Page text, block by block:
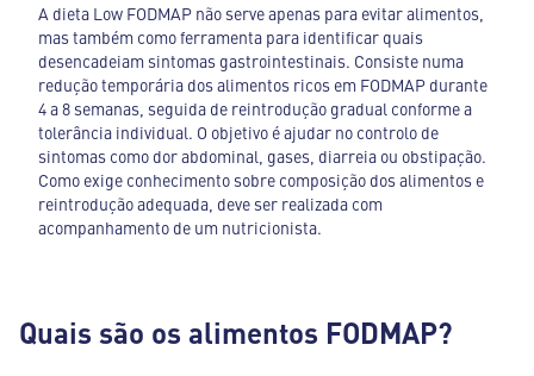
A dieta Low FODMAP não serve apenas para evitar alimentos,
mas também como ferramenta para identificar quais
desencadeiam sintomas gastrointestinais. Consiste numa
redução temporária dos alimentos ricos em FODMAP durante
4 a 8 semanas, seguida de reintrodução gradual conforme a
tolerância individual. O objetivo é ajudar no controlo de
sintomas como dor abdominal, gases, diarreia ou obstipação.
Como exige conhecimento sobre composição dos alimentos e
reintrodução adequada, deve ser realizada com
acompanhamento de um nutricionista.
Quais são os alimentos FODMAP?